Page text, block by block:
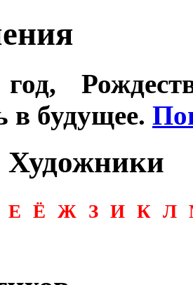
в будущее.
Е Ё Ж З И К Л